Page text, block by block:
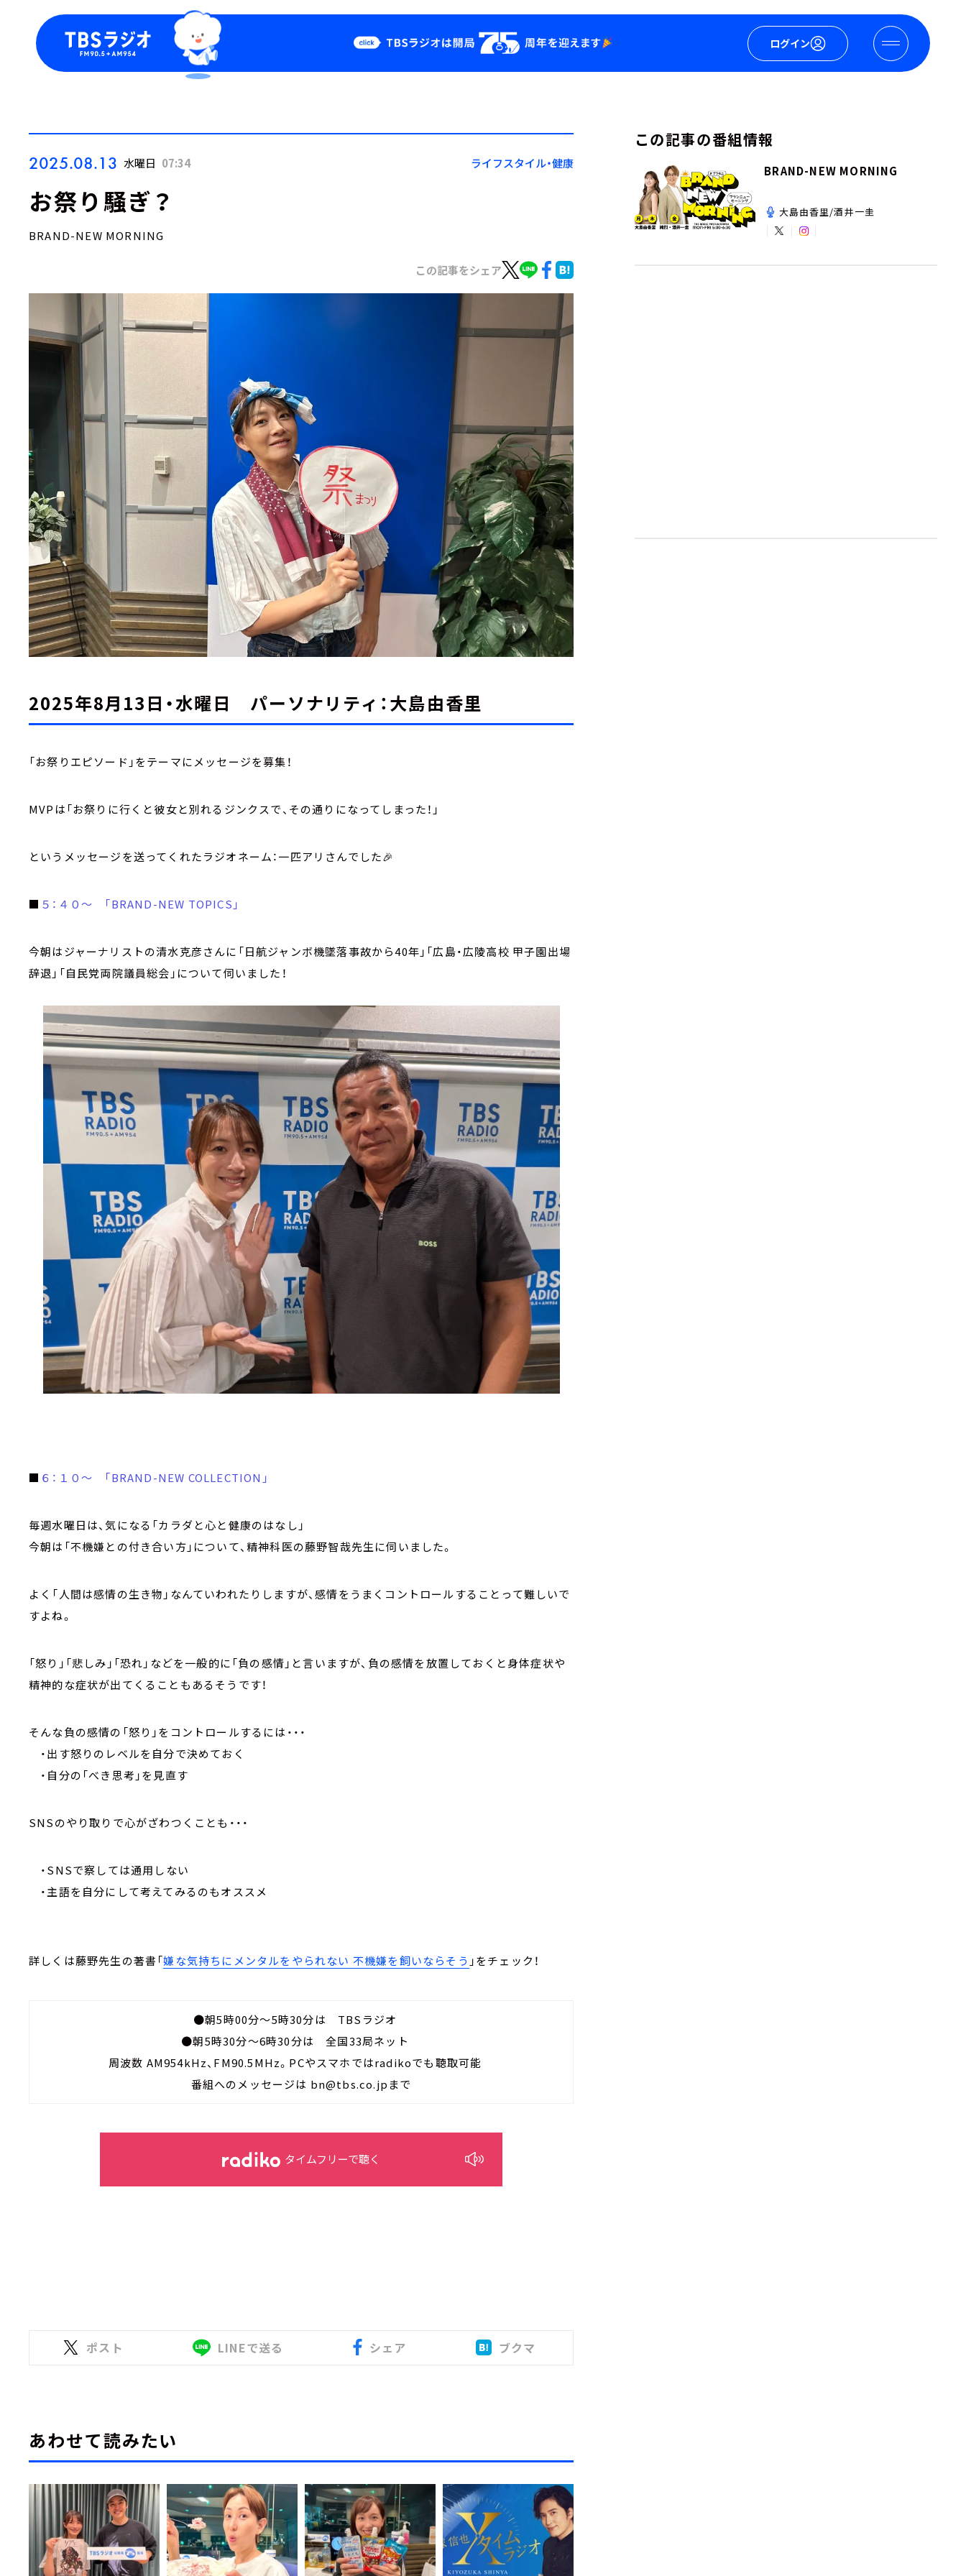
ログイン
Podcast
YouTube
会社情報
2025.08.13 水曜日 07:34 ライフスタイル・健康
お祭り騒ぎ？
BRAND-NEW MORNING
この記事をシェア
2025年8月13日・水曜日 パーソナリティ：大島由香里
「お祭りエピソード」をテーマにメッセージを募集！
MVPは「お祭りに行くと彼女と別れるジンクスで、その通りになってしまった！」
というメッセージを送ってくれたラジオネーム：一匹アリさんでした🎉
■ ５：４０～ 「BRAND-NEW TOPICS」
今朝はジャーナリストの清水克彦さんに「日航ジャンボ機墜落事故から40年」「広島・広陵高校 甲子園出場
辞退」「自民党両院議員総会」について伺いました！
■ ６：１０～ 「BRAND-NEW COLLECTION」
毎週水曜日は、気になる「カラダと心と健康のはなし」
今朝は「不機嫌との付き合い方」について、精神科医の藤野智哉先生に伺いました。
よく「人間は感情の生き物」なんていわれたりしますが、感情をうまくコントロールすることって難しいで
すよね。
「怒り」「悲しみ」「恐れ」などを一般的に「負の感情」と言いますが、負の感情を放置しておくと身体症状や
精神的な症状が出てくることもあるそうです！
そんな負の感情の「怒り」をコントロールするには・・・
・出す怒りのレベルを自分で決めておく
・自分の「べき思考」を見直す
SNSのやり取りで心がざわつくことも・・・
・SNSで察しては通用しない
・主語を自分にして考えてみるのもオススメ
詳しくは藤野先生の著書「嫌な気持ちにメンタルをやられない 不機嫌を飼いならそう 」をチェック！
●朝5時00分～5時30分は TBSラジオ
●朝5時30分～6時30分は 全国33局ネット
周波数 AM954kHz、FM90.5MHz。PCやスマホではradikoでも聴取可能
番組へのメッセージは bn@tbs.co.jpまで
タイムフリーで聴く
ポスト LINEで送る シェア ブクマ
あわせて読みたい
この記事の番組情報
BRAND-NEW MORNING
大島由香里/酒井一圭